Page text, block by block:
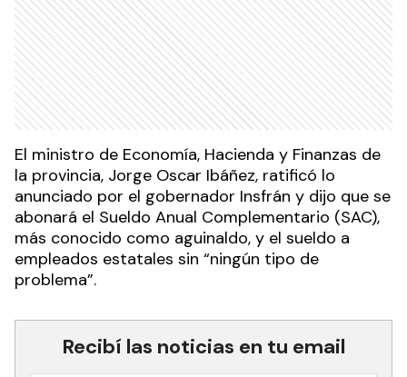
El ministro de Economía, Hacienda y Finanzas de
la provincia, Jorge Oscar Ibáñez, ratificó lo
anunciado por el gobernador Insfrán y dijo que se
abonará el Sueldo Anual Complementario (SAC),
más conocido como aguinaldo, y el sueldo a
empleados estatales sin “ningún tipo de
problema”.
Recibí las noticias en tu email